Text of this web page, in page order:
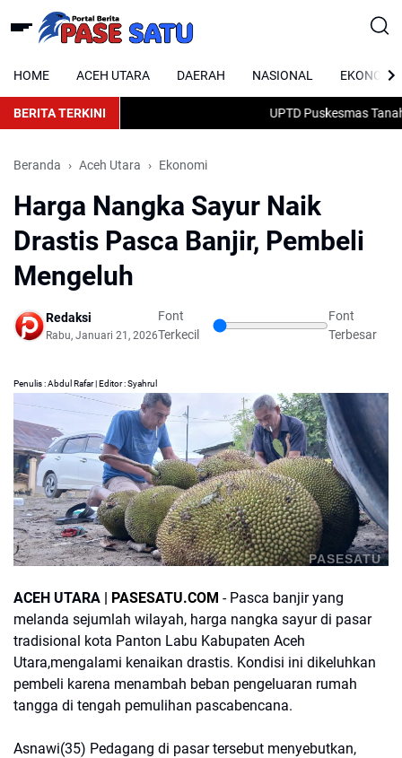
HOME ACEH UTARA DAERAH NASIONAL EKONOMI
BERITA TERKINI UPTD Puskesmas Tanah
Beranda Aceh Utara Ekonomi
Harga Nangka Sayur Naik
Drastis Pasca Banjir, Pembeli
Mengeluh
Redaksi
Rabu, Januari 21, 2026
Font
Terkecil
Font
Terbesar
Penulis : Abdul Rafar | Editor : Syahrul
PASESATU
ACEH UTARA | PASESATU.COM - Pasca banjir yang
melanda sejumlah wilayah, harga nangka sayur di pasar
tradisional kota Panton Labu Kabupaten Aceh
Utara,mengalami kenaikan drastis. Kondisi ini dikeluhkan
pembeli karena menambah beban pengeluaran rumah
tangga di tengah pemulihan pascabencana.
Asnawi(35) Pedagang di pasar tersebut menyebutkan,